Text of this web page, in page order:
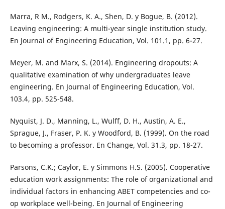
Marra, R M., Rodgers, K. A., Shen, D. y Bogue, B. (2012).
Leaving engineering: A multi-year single institution study.
En Journal of Engineering Education, Vol. 101.1, pp. 6-27.
Meyer, M. and Marx, S. (2014). Engineering dropouts: A
qualitative examination of why undergraduates leave
engineering. En Journal of Engineering Education, Vol.
103.4, pp. 525-548.
Nyquist, J. D., Manning, L., Wulff, D. H., Austin, A. E.,
Sprague, J., Fraser, P. K. y Woodford, B. (1999). On the road
to becoming a professor. En Change, Vol. 31.3, pp. 18-27.
Parsons, C.K.; Caylor, E. y Simmons H.S. (2005). Cooperative
education work assignments: The role of organizational and
individual factors in enhancing ABET competencies and co-
op workplace well-being. En Journal of Engineering